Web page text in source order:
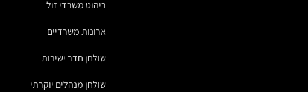
ריהוט משרדי זול
ארונות משרדיים
שולחן חדר ישיבות
שולחן מנהלים יוקרתי